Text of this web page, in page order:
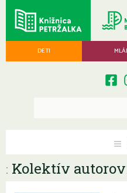
DETI
: Kolektív